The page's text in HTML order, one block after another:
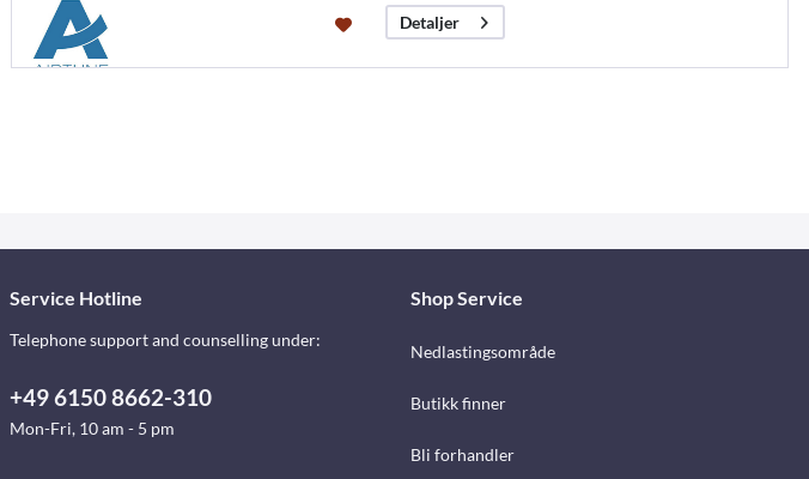
Detaljer
Service Hotline
Telephone support and counselling under:
+49 6150 8662-310
Mon-Fri, 10 am - 5 pm
Shop Service
Nedlastingsområde
Butikk finner
Bli forhandler